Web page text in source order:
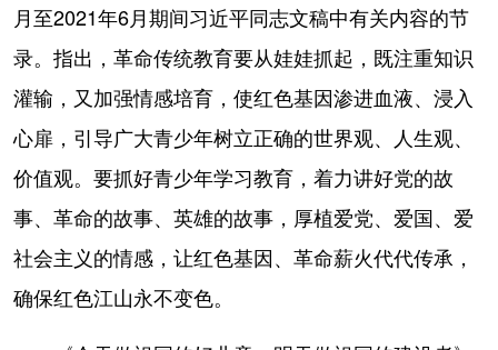
月至2021年6月期间习近平同志文稿中有关内容的节
录。指出，革命传统教育要从娃娃抓起，既注重知识
灌输，又加强情感培育，使红色基因渗进血液、浸入
心扉，引导广大青少年树立正确的世界观、人生观、
价值观。要抓好青少年学习教育，着力讲好党的故
事、革命的故事、英雄的故事，厚植爱党、爱国、爱
社会主义的情感，让红色基因、革命薪火代代传承，
确保红色江山永不变色。